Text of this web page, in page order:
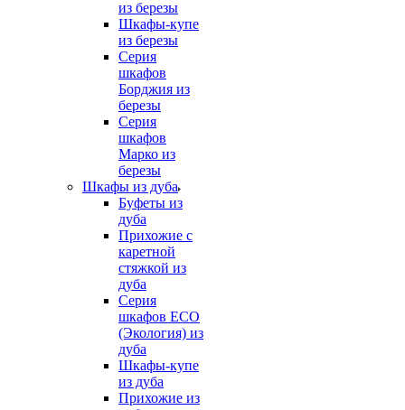
из березы
Шкафы-купе
из березы
Серия
шкафов
Борджия из
березы
Серия
шкафов
Марко из
березы
Шкафы из дуба
Буфеты из
дуба
Прихожие с
каретной
стяжкой из
дуба
Серия
шкафов ECO
(Экология) из
дуба
Шкафы-купе
из дуба
Прихожие из